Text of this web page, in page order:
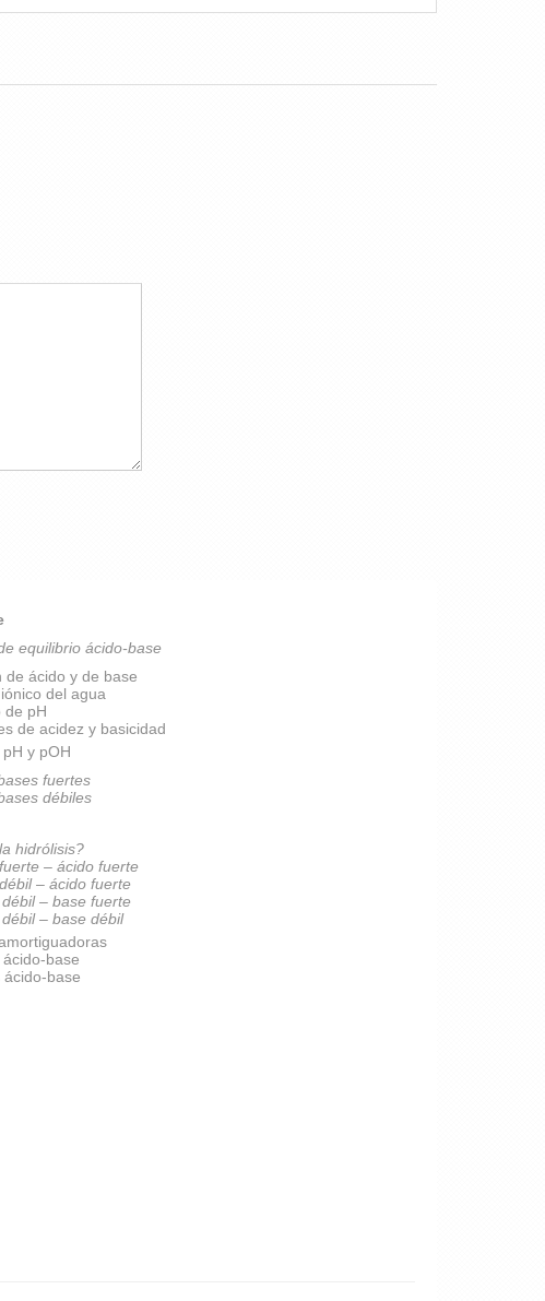
equilibrio ácido-base
de ácido y de base
del agua
de pH
de acidez y basicidad
y pOH
fuertes
débiles
hidrólisis?
– ácido fuerte
– ácido fuerte
– base fuerte
– base débil
base
base